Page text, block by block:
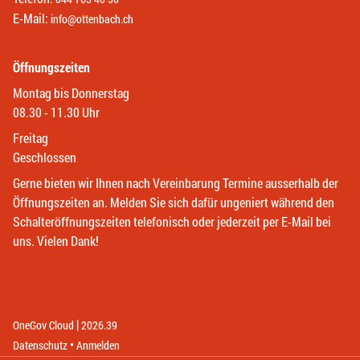
E-Mail: info@ottenbach.ch
Öffnungszeiten
Montag bis Donnerstag
08.30 - 11.30 Uhr
Freitag
Geschlossen
Gerne bieten wir Ihnen nach Vereinbarung Termine ausserhalb der
Öffnungszeiten an. Melden Sie sich dafür ungeniert während den
Schalteröffnungszeiten telefonisch oder jederzeit per E-Mail bei
uns. Vielen Dank!
OneGov Cloud (External Link)
|2026.39
Datenschutz (External Link)
Anmelden